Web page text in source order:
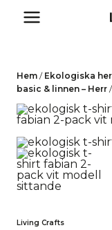
Hem / Ekologiska
basic & linnen – Herr /
Living Crafts